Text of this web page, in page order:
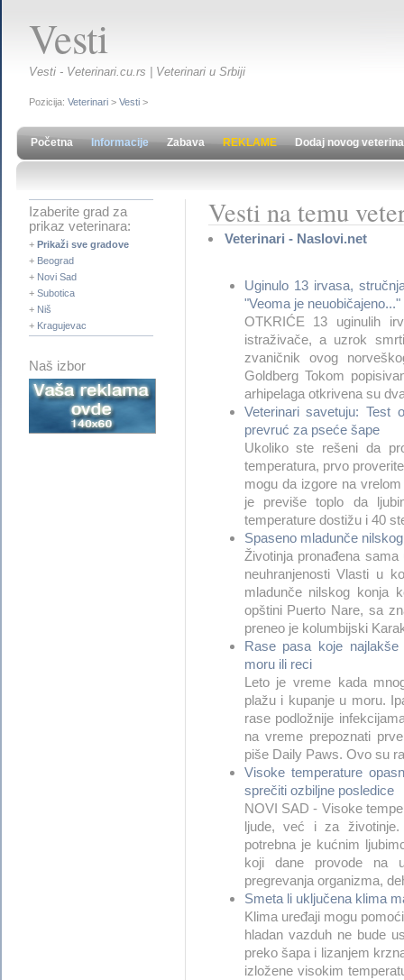
Vesti
Vesti - Veterinari.cu.rs | Veterinari u Srbiji
Pozicija: Veterinari > Vesti >
Početna Informacije Zabava REKLAME Dodaj novog
Izaberite grad za
prikaz veterinara:
+ Prikaži sve gradove
+ Beograd
+ Novi Sad
+ Subotica
+ Niš
+ Kragujevac
Naš izbor
Vesti na temu
Veterinari - Naslovi.net
Uginulo 13 irvasa,
"Veoma je neuobičajeno..."
OTKRIĆE 13 uginulih
istraživače, a uzrok
zvaničnik ovog
Goldberg Tokom
arhipelaga otkrivena su
Veterinari savetuju:
prevruć za pseće šape
Ukoliko ste rešeni da
temperatura, prvo
mogu da izgore na
je previše toplo da
temperature dostižu i 40
Spaseno mladunče
Životinja pronađena
neuhranjenosti Vlasti u
mladunče nilskog konja
opštini Puerto Nare, sa
preneo je kolumbijski
Rase pasa koje
moru ili reci
Leto je vreme kada
plažu i kupanje u moru.
rase podložnije
na vreme prepoznati
piše Daily Paws. Ovo su
Visoke temperature
sprečiti ozbiljne posledice
NOVI SAD - Visoke
ljude, već i za životinje.
potrebna je kućnim
koji dane provode na
pregrevanja organizma,
Smeta li uključena klima
Klima uređaji mogu
hladan vazduh ne bude
preko šapa i lizanjem
izložene visokim